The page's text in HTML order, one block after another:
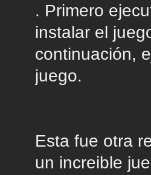
. Primero
instalar el
continuación,
juego.
Esta fue otra
un increible